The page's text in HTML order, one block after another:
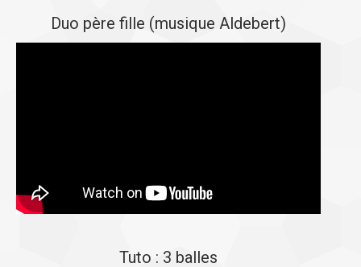
Duo père fille (musique Aldebert)
Tuto : 3 balles